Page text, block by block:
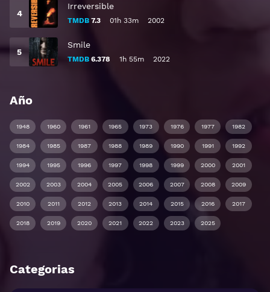
Irreversible
TMDB 7.3 01h 33m 2002
Smile
TMDB 6.378 1h 55m 2022
Año
1948 1960 1961 1965 1973 1976 1977 1982
1984 1985 1987 1988 1989 1990 1991 1992
1994 1995 1996 1997 1998 1999 2000 2001
2002 2003 2004 2005 2006 2007 2008 2009
2010 2011 2012 2013 2014 2015 2016 2017
2018 2019 2020 2021 2022 2023 2025
Categorias